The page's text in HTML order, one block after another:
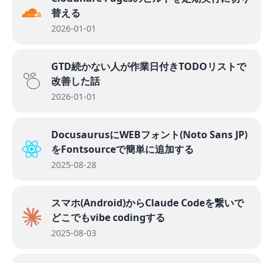
替える
2026-01-01
GTD続かない人が作業日付きTODOリストで
改善した話
2026-01-01
DocusaurusにWEBフォント(Noto Sans JP)
をFontsourceで簡単に追加する
2025-08-28
スマホ(Android)からClaude Codeを繋いで
どこでもvibe codingする
2025-08-03